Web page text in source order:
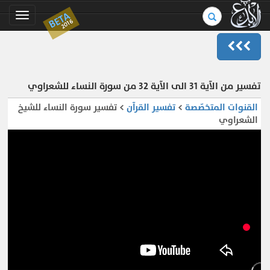
BETA
2016
بحث
في
الموسوعة..
تفسير من الآية 31 الى الآية 32 من سورة النساء للشعراوي
القنوات المتخصّصة > تفسير القرآن > تفسير سورة النساء للشيخ
الشعراوي